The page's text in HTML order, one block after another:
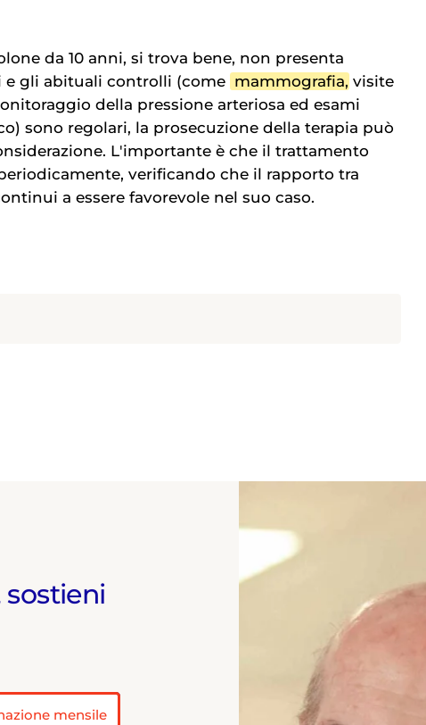
da 10 anni, si trova bene, non presenta
gli abituali controlli (come mammografia, visite
della pressione arteriosa ed esami
sono regolari, la prosecuzione della terapia può
L'importante è che il trattamento
verificando che il rapporto tra
a essere favorevole nel suo caso.
sostieni
mensile